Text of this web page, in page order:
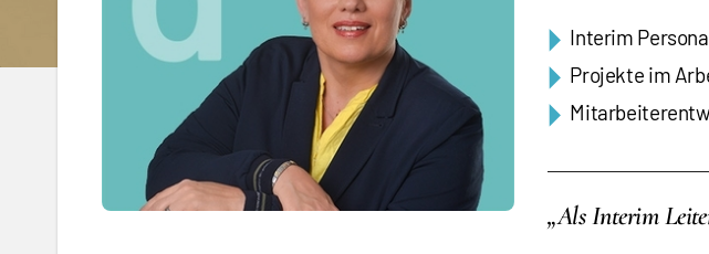
Interim
Projekte im
„Als Interim